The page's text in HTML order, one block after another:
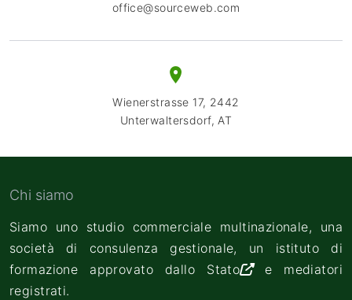
office@sourceweb.com
Wienerstrasse 17, 2442
Unterwaltersdorf, AT
Chi siamo
Siamo uno studio commerciale multinazionale, una
società di consulenza gestionale, un istituto di
formazione approvato dallo Stato
e mediatori
registrati.